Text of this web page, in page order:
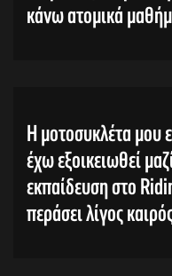
κάνω ατομικά
Η μοτοσυκλέτα μου
έχω εξοικειωθεί
εκπαίδευση στο
περάσει λίγος